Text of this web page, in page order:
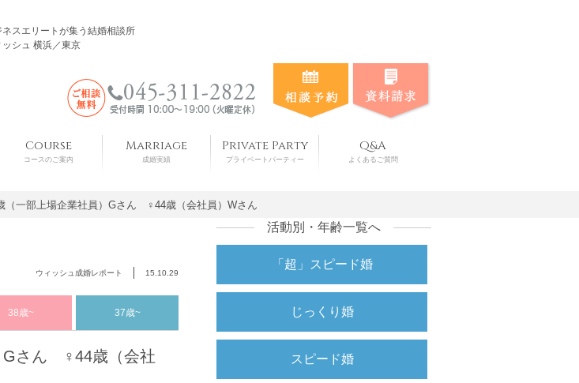
ネスエリートが集う結婚相談所
ッシュ 横浜／東京
Course
コースのご案内
Marriage
成婚実績
Private Party
プライベートパーティー
Q&A
よくあるご質問
（一部上場企業社員）Gさん ♀44歳（会社員）Wさん
ウィッシュ成婚レポート 15.10.29
38歳~ 37歳~
Gさん ♀44歳（会社
活動別・年齢一覧へ
「超」スピード婚
じっくり婚
スピード婚